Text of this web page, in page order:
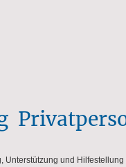
Unterstützung und